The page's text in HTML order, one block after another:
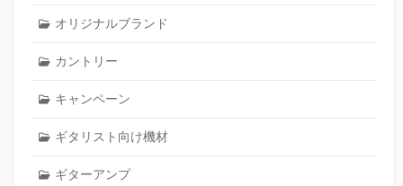
オリジナルブランド
カントリー
キャンペーン
ギタリスト向け機材
ギターアンプ